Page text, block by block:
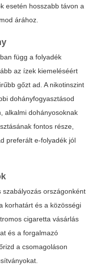
esetén hosszabb távon a
árához.
függ a folyadék
az ízek kiemeléséért
gőzt ad. A nikotinszint
dohányfogyasztásod
alkalmi dohányosoknak
fontos része,
preferált e-folyadék jól
országonként
korhatárt és a közösségi
cigaretta vásárlás
és a forgalmazó
a csomagoláson